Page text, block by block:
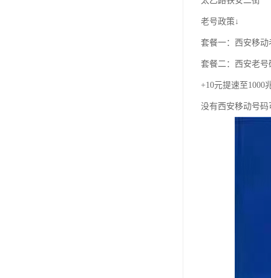
老号政策↓
套餐一：西安移动
套餐二：西安老号
+10元提速至1000
没有西安移动号